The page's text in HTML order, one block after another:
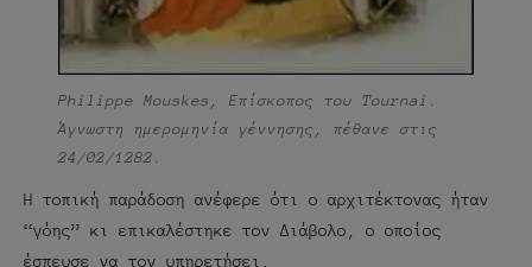
Philippe Mouskes, Επίσκοπος του Tournai.
Άγνωστη ημερομηνία γέννησης, πέθανε στις
24/02/1282.
Η τοπική παράδοση ανέφερε ότι ο αρχιτέκτονας ήταν
“γόης” κι επικαλέστηκε τον Διάβολο, ο οποίος
έσπευσε να τον υπηρετήσει.